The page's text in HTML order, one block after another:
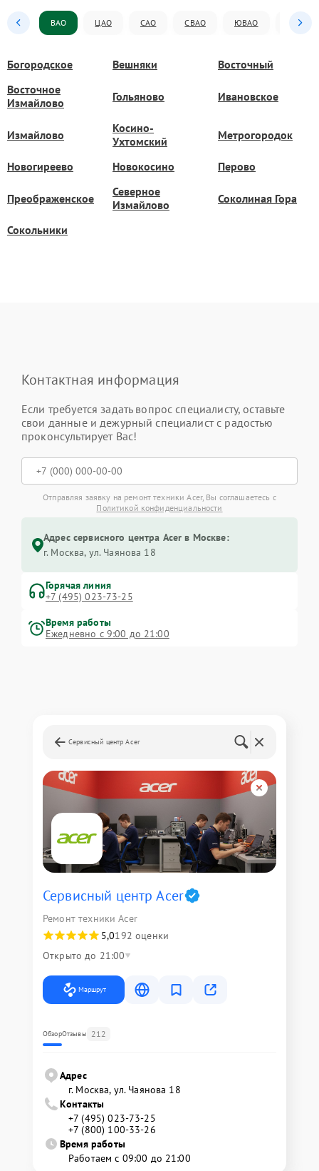
ВАО ЦАО САО СВАО ЮВАО ЮАО
Богородское Вешняки
Восточный
Восточное
Измайлово
Гольяново Ивановское
Измайлово
Косино-
Ухтомский
Метрогородок
Новогиреево Новокосино Перово
Преображенское
Северное
Измайлово
Соколиная Гора
Сокольники
Контактная информация
Если требуется задать вопрос специалисту, оставьте
свои данные и дежурный специалист с радостью
проконсультирует Вас!
Отправляя заявку на ремонт техники Acer, Вы соглашаетесь с
Политикой конфиденциальности
Адрес сервисного центра Acer в Москве:
г. Москва, ул. Чаянова 18
Горячая линия
+7 (495) 023-73-25
Время работы
Ежедневно с 9:00 до 21:00
Сервисный центр Acer
Сервисный центр Acer
Ремонт техники Acer
5,0192 оценки
Открыто до 21:00
Маршрут
ОбзорОтзывы 212
Адрес
г. Москва, ул. Чаянова 18
Контакты
+7 (495) 023-73-25
+7 (800) 100-33-26
Время работы
Работаем с 09:00 до 21:00